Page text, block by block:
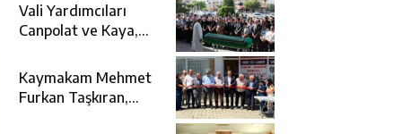
Vali Yardımcıları
Canpolat ve Kaya,
Cenaze Törenine
Katıldı
Kaymakam Mehmet
Furkan Taşkıran,